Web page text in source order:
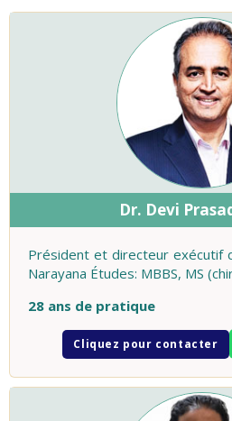
Dr. Devi
Président et directeur exécutif
Narayana Études: MBBS, MS
28 ans de pratique
Cliquez pour contacter